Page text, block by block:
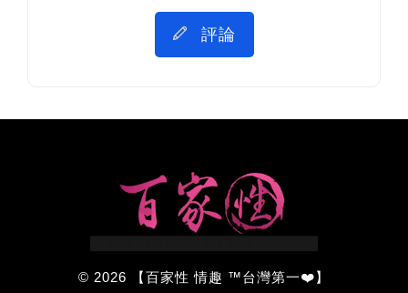
評論
© 2026 【百家性 情趣 ™台灣第一❤️】